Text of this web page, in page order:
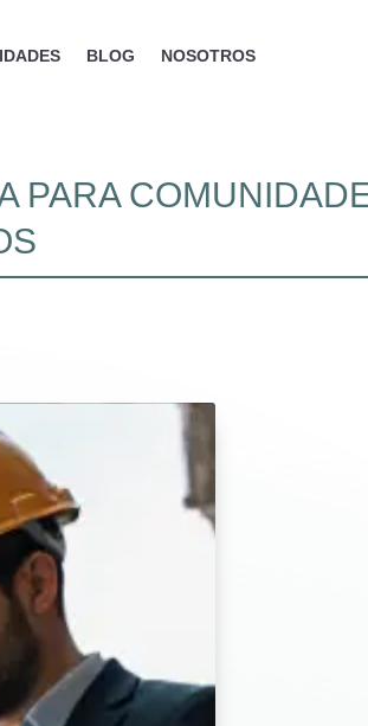
BLOG NOSOTROS
PARA